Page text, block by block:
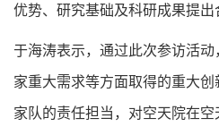
优势、研究基础及科研成果提出
于海涛表示，通过此次参访活
家重大需求等方面取得的重大
家队的责任担当，对空天院在